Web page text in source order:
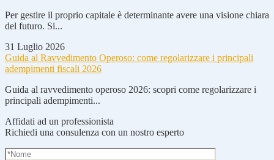
Per gestire il proprio capitale è determinante avere una visione chiara
del futuro. Si...
31 Luglio 2026
Guida al Ravvedimento Operoso: come regolarizzare i principali
adempimenti fiscali 2026
Guida al ravvedimento operoso 2026: scopri come regolarizzare i
principali adempimenti...
Affidati ad un professionista
Richiedi una consulenza con un nostro esperto